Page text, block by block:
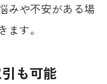
みや不安がある場
す。
も可能